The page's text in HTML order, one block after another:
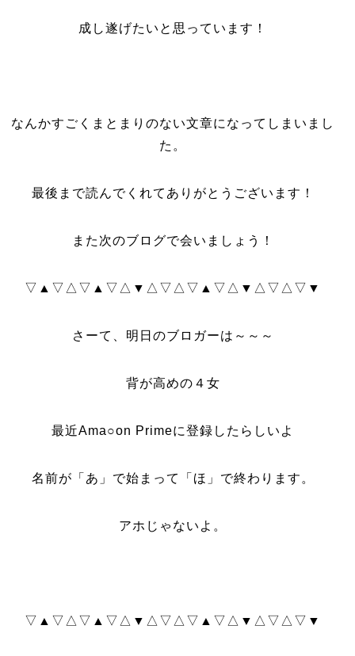
成し遂げたいと思っています！
なんかすごくまとまりのない文章になってしまいまし
た。
最後まで読んでくれてありがとうございます！
また次のブログで会いましょう！
▽▲▽△▽▲▽△▼△▽△▽▲▽△▼△▽△▽▼
さーて、明日のブロガーは～～～
背が高めの４女
最近Ama○on Primeに登録したらしいよ
名前が「あ」で始まって「ほ」で終わります。
アホじゃないよ。
▽▲▽△▽▲▽△▼△▽△▽▲▽△▼△▽△▽▼